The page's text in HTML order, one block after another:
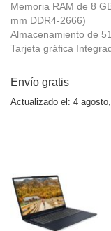
Memoria RAM de 8
mm DDR4-2666)
Almacenamiento de
Tarjeta gráfica
Envío gratis
Actualizado el: 4